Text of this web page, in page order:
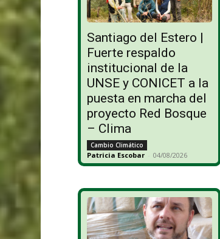
Santiago del Estero |
Fuerte respaldo
institucional de la
UNSE y CONICET a la
puesta en marcha del
proyecto Red Bosque
– Clima
Cambio Climático
Patricia Escobar - 04/08/2026